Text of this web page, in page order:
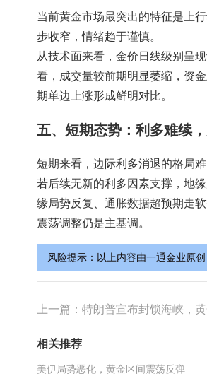
当前黄金市场最突出的特征是上
步收窄，情绪趋于谨慎。
从技术面来看，金价日线级别呈
看，成交量较前期明显萎缩，资
期单边上涨形成鲜明对比。
五、短期态势：利多难续
短期来看，边际利多消退的格局
若后续无新的利多因素支撑，地
缘局势反复、通胀数据超预期走
震荡调整仍是主基调。
风险提示：以上内容由一通金业原
上一篇： 特朗普宣布封锁海峡，
相关推荐
美伊局势恶化，黄金区间震荡反弹